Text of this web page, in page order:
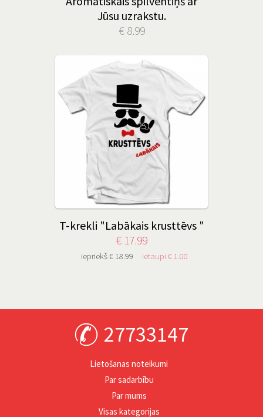
Jūsu uzrakstu.
€ 8.99
T-krekli "Labākais krusttēvs "
€ 17.99
iepriekš € 18.99 ietaupi € 1.00
27733147
Lietošanas noteikumi
Par sadarbību
Par mums
Visas kategorijas